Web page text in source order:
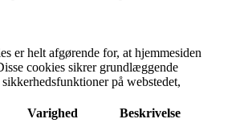
er helt afgørende for, at hjemmesiden
cookies sikrer grundlæggende
på webstedet,
Varighed Beskrivelse